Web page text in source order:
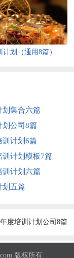
计划（通用8篇）
划集合六篇
划公司8篇
训计划6篇
训计划模板7篇
训计划六篇
划五篇
年度培训计划公司8篇
版权所有